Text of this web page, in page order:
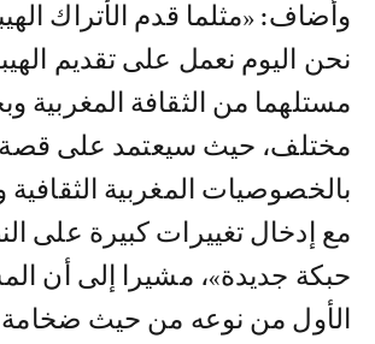
وأضاف: «مثلما قدم الأتراك
نحن اليوم نعمل على تقديم
مستلهما من الثقافة المغربية
مختلف، حيث سيعتمد على
بالخصوصيات المغربية الثقافية
مع إدخال تغييرات كبيرة على
حبكة جديدة»، مشيرا إلى أن
الأول من نوعه من حيث ضخامة